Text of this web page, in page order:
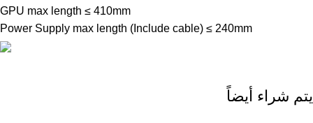
GPU max length ≤ 410mm
Power Supply max length (Include cable) ≤ 240mm
يتم شراء أيضاً